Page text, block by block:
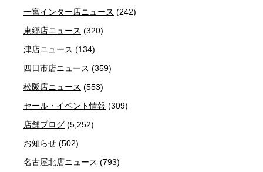
一宮インター店ニュース (242)
東郷店ニュース (320)
津店ニュース (134)
四日市店ニュース (359)
松阪店ニュース (553)
セール・イベント情報 (309)
店舗ブログ (5,252)
お知らせ (502)
名古屋北店ニュース (793)